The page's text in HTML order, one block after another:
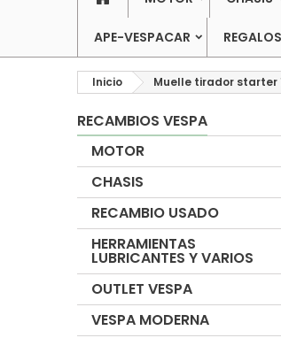
APE-VESPACAR REGALOS
Inicio Muelle tirador starter
RECAMBIOS VESPA
MOTOR
CHASIS
RECAMBIO USADO
HERRAMIENTAS
LUBRICANTES Y VARIOS
OUTLET VESPA
VESPA MODERNA